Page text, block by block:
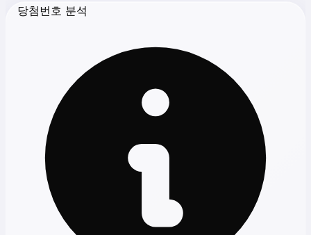
당첨번호 분석